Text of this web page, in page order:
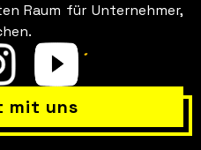
wirklich alles
Raum für Unternehmer,
mit uns